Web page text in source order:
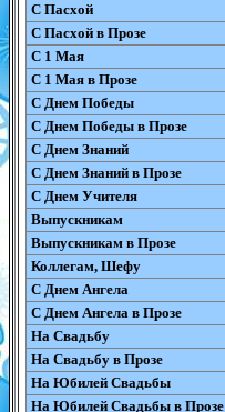
С Пасхой
С Пасхой в Прозе
С 1 Мая
С 1 Мая в Прозе
С Днем Победы
С Днем Победы в Прозе
С Днем Знаний
С Днем Знаний в Прозе
С Днем Учителя
Выпускникам
Выпускникам в Прозе
Коллегам, Шефу
С Днем Ангела
С Днем Ангела в Прозе
На Свадьбу
На Свадьбу в Прозе
На Юбилей Свадьбы
На Юбилей Свадьбы в Прозе